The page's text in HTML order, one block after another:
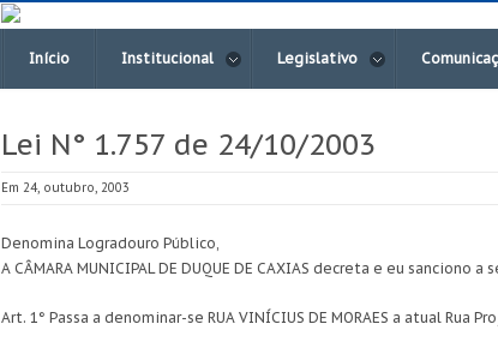
Início Institucional Legislativo
Lei N° 1.757 de 24/10/2003
Em 24, outubro, 2003
Denomina Logradouro Público,
A CÂMARA MUNICIPAL DE DUQUE DE CAXIAS decreta e eu sanciono a
Art. 1° Passa a denominar-se RUA VINÍCIUS DE MORAES a atual